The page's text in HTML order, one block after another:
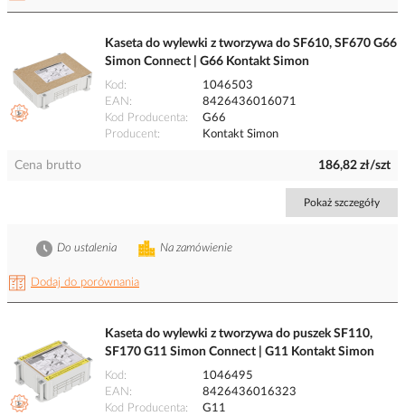
Kaseta do wylewki z tworzywa do SF610, SF670 G66
Simon Connect | G66 Kontakt Simon
Kod
1046503
EAN
8426436016071
Kod Producenta
G66
Producent
Kontakt Simon
Cena brutto 186,82 zł/szt
Pokaż szczegóły
Dodaj do porównania
Na zamówienie
Do ustalenia
Kaseta do wylewki z tworzywa do puszek SF110,
SF170 G11 Simon Connect | G11 Kontakt Simon
Kod
1046495
EAN
8426436016323
Kod Producenta
G11